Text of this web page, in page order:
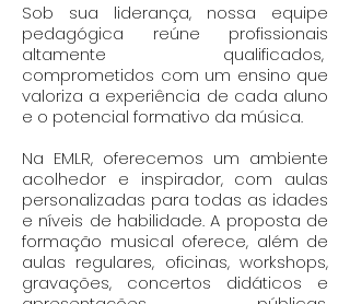
Sob sua liderança, nossa equipe
pedagógica reúne profissionais
altamente qualificados,
comprometidos com um ensino que
valoriza a experiência de cada aluno
e o potencial formativo da música.
Na EMLR, oferecemos um ambiente
acolhedor e inspirador, com aulas
personalizadas para todas as idades
e níveis de habilidade. A proposta de
formação musical oferece, além de
aulas regulares, oficinas, workshops,
gravações, concertos didáticos e